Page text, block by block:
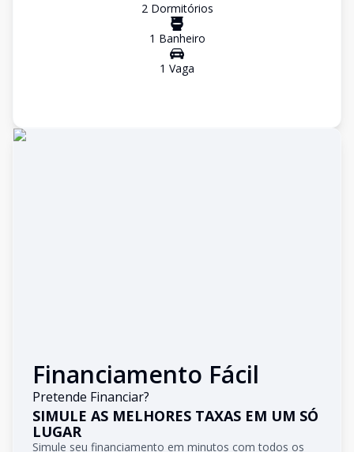
2Dormitórios
1 Banheiro
1 Vaga
Financiamento Fácil
Pretende Financiar?
SIMULE AS MELHORES TAXAS EM UM SÓ
LUGAR
Simule seu financiamento em minutos com todos os